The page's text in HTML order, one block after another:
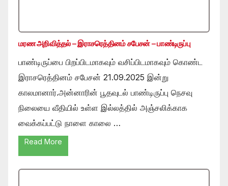
மரண அறிவித்தல் – இராசரெத்தினம் சபேசன் – பாண்டிருப்பு
பாண்டிருப்பை பிறப்பிடமாகவும் வசிப்பிடமாகவும் கொண்ட
இராசரெத்தினம் சபேசன் 21.09.2025 இன்று
காலமானார்.அன்னாரின் பூதவுடல் பாண்டிருப்பு நெசவு
நிலையை வீதியில் உள்ள இல்லத்தில் அஞ்சலிக்காக
வைக்கப்பட்டு நாளை காலை …
Read More